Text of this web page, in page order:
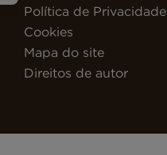
Política de Privacidade
Cookies
Mapa do site
Direitos de autor